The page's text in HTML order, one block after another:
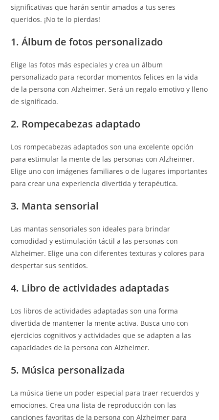
significativas que harán sentir amados a tus seres
queridos. ¡No te lo pierdas!
1. Álbum de fotos personalizado
Elige las fotos más especiales y crea un álbum
personalizado para recordar momentos felices en la vida
de la persona con Alzheimer. Será un regalo emotivo y lleno
de significado.
2. Rompecabezas adaptado
Los rompecabezas adaptados son una excelente opción
para estimular la mente de las personas con Alzheimer.
Elige uno con imágenes familiares o de lugares importantes
para crear una experiencia divertida y terapéutica.
3. Manta sensorial
Las mantas sensoriales son ideales para brindar
comodidad y estimulación táctil a las personas con
Alzheimer. Elige una con diferentes texturas y colores para
despertar sus sentidos.
4. Libro de actividades adaptadas
Los libros de actividades adaptadas son una forma
divertida de mantener la mente activa. Busca uno con
ejercicios cognitivos y actividades que se adapten a las
capacidades de la persona con Alzheimer.
5. Música personalizada
La música tiene un poder especial para traer recuerdos y
emociones. Crea una lista de reproducción con las
canciones favoritas de la persona con Alzheimer para